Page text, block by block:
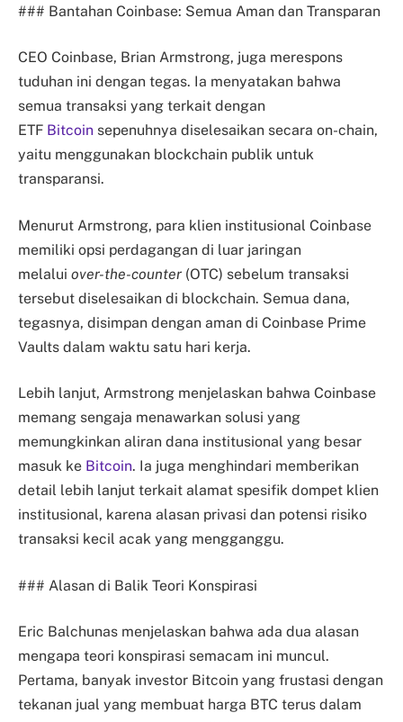
### Bantahan Coinbase: Semua Aman dan Transparan
CEO Coinbase, Brian Armstrong, juga merespons
tuduhan ini dengan tegas. Ia menyatakan bahwa
semua transaksi yang terkait dengan
ETF Bitcoin sepenuhnya diselesaikan secara on-chain,
yaitu menggunakan blockchain publik untuk
transparansi.
Menurut Armstrong, para klien institusional Coinbase
memiliki opsi perdagangan di luar jaringan
melalui over-the-counter (OTC) sebelum transaksi
tersebut diselesaikan di blockchain. Semua dana,
tegasnya, disimpan dengan aman di Coinbase Prime
Vaults dalam waktu satu hari kerja.
Lebih lanjut, Armstrong menjelaskan bahwa Coinbase
memang sengaja menawarkan solusi yang
memungkinkan aliran dana institusional yang besar
masuk ke Bitcoin. Ia juga menghindari memberikan
detail lebih lanjut terkait alamat spesifik dompet klien
institusional, karena alasan privasi dan potensi risiko
transaksi kecil acak yang mengganggu.
### Alasan di Balik Teori Konspirasi
Eric Balchunas menjelaskan bahwa ada dua alasan
mengapa teori konspirasi semacam ini muncul.
Pertama, banyak investor Bitcoin yang frustasi dengan
tekanan jual yang membuat harga BTC terus dalam